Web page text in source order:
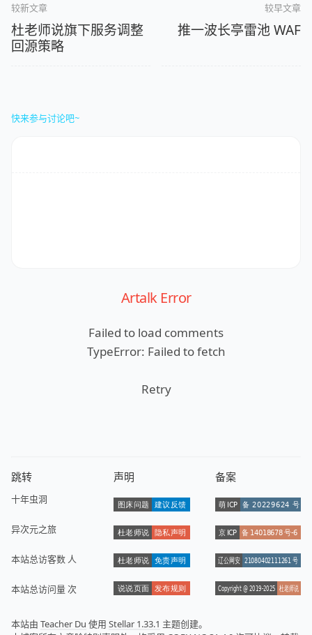
较新文章
杜老师说旗下服务调整
回源策略
较早文章
推一波长亭雷池 WAF
快来参与讨论吧~
Artalk Error
Failed to load comments
TypeError: Failed to fetch
Retry
跳转
十年虫洞
异次元之旅
本站总访客数 人
本站总访问量次
声明 备案
本站由 Teacher Du 使用 Stellar 1.33.1 主题创建。